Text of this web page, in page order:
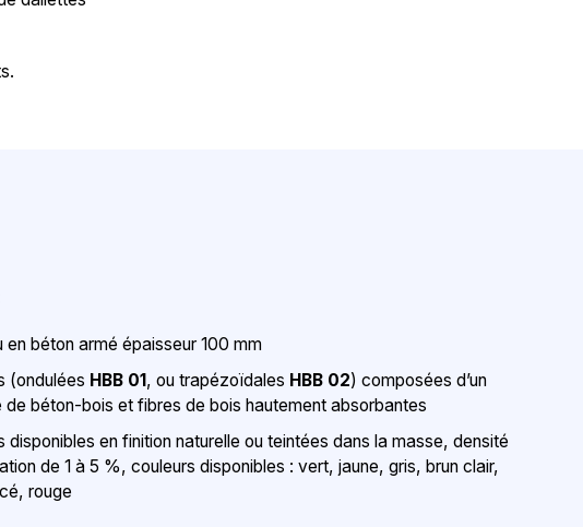
en béton armé épaisseur 100 mm
(ondulées HBB 01, ou trapézoïdales HBB 02) composées d’un
de béton-bois et fibres de bois hautement absorbantes
disponibles en finition naturelle ou teintées dans la masse, densité
de 1 à 5 %, couleurs disponibles : vert, jaune, gris, brun clair,
rouge